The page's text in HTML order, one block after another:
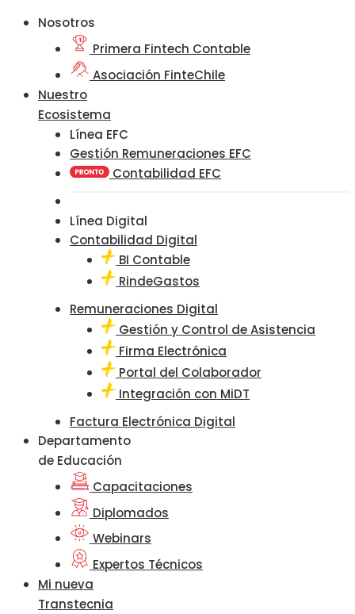
Nosotros
Primera Fintech Contable
Asociación FinteChile
Nuestro
Ecosistema
Línea EFC
Gestión Remuneraciones EFC
Contabilidad EFC
Línea Digital
Contabilidad Digital
BI Contable
RindeGastos
Remuneraciones Digital
Gestión y Control de Asistencia
Firma Electrónica
Portal del Colaborador
Integración con MiDT
Factura Electrónica Digital
Departamento
de Educación
Capacitaciones
Diplomados
Webinars
Expertos Técnicos
Mi nueva
Transtecnia